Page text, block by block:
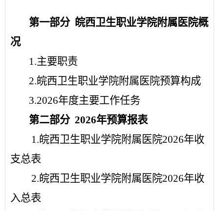
第一部分 皖西卫生职业学院附属医院概
况
1.主要职责
2.皖西卫生职业学院附属医院预算构成
3.2026年度主要工作任务
第二部分 2026年预算报表
1.皖西卫生职业学院附属医院2026年收
支总表
2.皖西卫生职业学院附属医院2026年收
入总表